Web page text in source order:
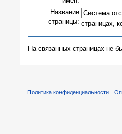
Название
страницы: страницах,
На связанных страницах не
Политика конфиденциальности